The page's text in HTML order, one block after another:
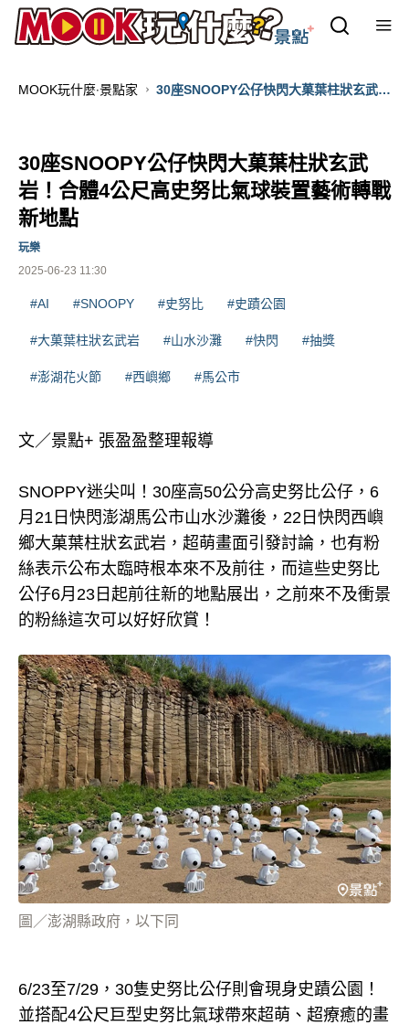
MOOK玩什麼‧景點家
30座SNOOPY公仔快閃大菓葉柱狀玄武
30座SNOOPY公仔快閃大菓葉柱狀玄武
岩！合體4公尺高史努比氣球裝置藝術轉戰
新地點
2025-06-23 11:30
玩樂
#AI #SNOOPY #史努比 #史蹟公園
#大菓葉柱狀玄武岩 #山水沙灘 #快閃 #抽獎
#澎湖花火節 #西嶼鄉 #馬公市
文／景點+ 張盈盈整理報導
SNOPPY迷尖叫！30座高50公分高史努比公仔，6
月21日快閃澎湖馬公市山水沙灘後，22日快閃西嶼
鄉大菓葉柱狀玄武岩，超萌畫面引發討論，也有粉
絲表示公布太臨時根本來不及前往，而這些史努比
公仔6月23日起前往新的地點展出，之前來不及衝景
的粉絲這次可以好好欣賞！
圖／澎湖縣政府，以下同
6/23至7/29，30隻史努比公仔則會現身史蹟公園！
並搭配4公尺巨型史努比氣球帶來超萌、超療癒的畫